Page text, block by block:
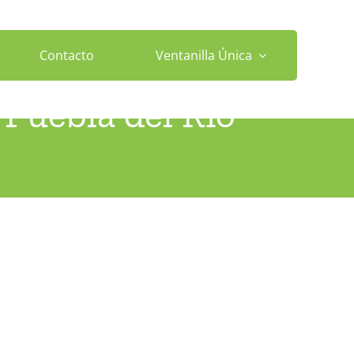
Contacto Ventanilla Única
del Río